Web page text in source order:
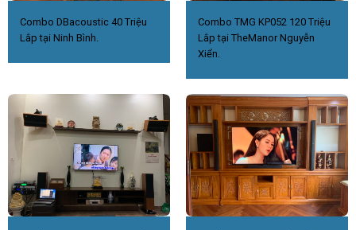
Combo DBacoustic 40 Triệu
Lắp tại Ninh Bình.
Combo TMG KP052 120 Triệu
Lắp tại TheManor Nguyễn
Xiển.